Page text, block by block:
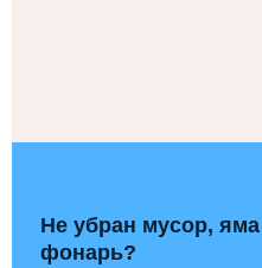
Не убран мусор,
фонарь?